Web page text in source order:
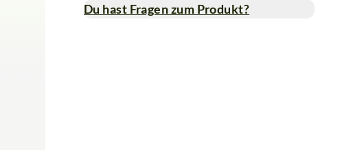
Du hast Fragen zum Produkt?